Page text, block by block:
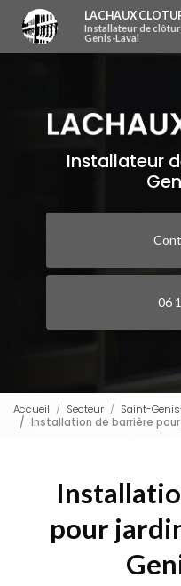
contenu
principal
LACHAUX
Installateur de clôture à Saint-
Genis-Laval
Installateur
06
Accueil Secteur
Saint-
Installation de barrière
pour